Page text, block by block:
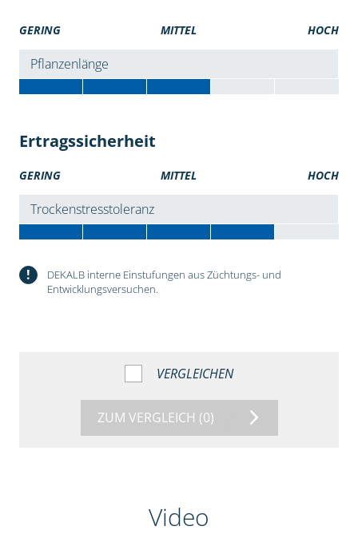
GERING MITTEL HOCH
Pflanzenlänge
Ertragssicherheit
GERING MITTEL HOCH
Trockenstresstoleranz
!
DEKALB interne Einstufungen aus Züchtungs- und
Entwicklungsversuchen.
VERGLEICHEN
ZUM VERGLEICH (0)
Video